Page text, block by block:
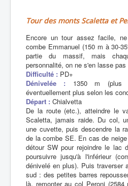
Tour des monts Scaletta et
Encore un tour assez facile,
combe Emmanuel (150 m à 30-
partie du massif, mais
personnalité, on ne s'en lasse pas
Difficulté : PD+
Dénivelée : 1350 m (plus
éventuellement plus selon les
Départ : Chialvetta
De la route (etc.), atteindre le
Scaletta, jamais raide. Du col,
une cuvette, puis descendre la
de la combe SE. En cas de
détour SW pour rejoindre le lac
poursuivre jusqu'à l'inférieur
dénivelé en plus). Puis traverser
sud : des petites barres
là, remonter au col Peroni